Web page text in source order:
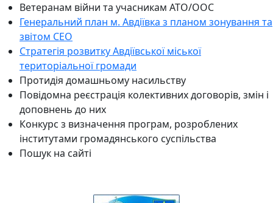
Ветеранам війни та учасникам АТО/ООС
Генеральний план м. Авдіївка з планом зонування та
звітом СЕО
Стратегія розвитку Авдіївської міської
територіальної громади
Протидія домашньому насильству
Повідомна реєстрація колективних договорів, змін і
доповнень до них
Конкурс з визначення програм, розроблених
інститутами громадянського суспільства
Пошук на сайті